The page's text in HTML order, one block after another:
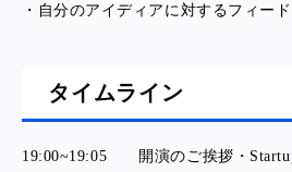
・自分のアイディアに対するフィー
タイムライン
19:00~19:05 開演のご挨拶・